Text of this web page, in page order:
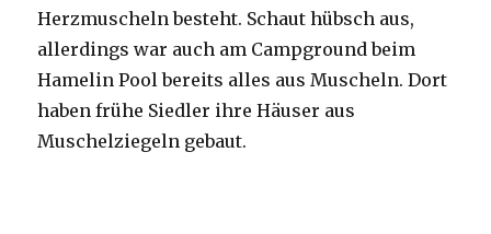
Herzmuscheln besteht. Schaut hübsch aus,
allerdings war auch am Campground beim
Hamelin Pool bereits alles aus Muscheln. Dort
haben frühe Siedler ihre Häuser aus
Muschelziegeln gebaut.